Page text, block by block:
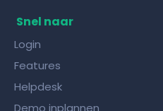
Snel naar
Login
Features
Helpdesk
Demo inplannen